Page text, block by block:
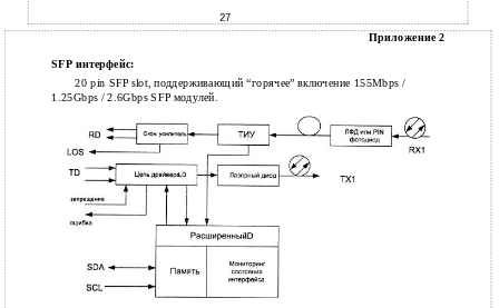
27
Приложение 2
SFP интерфейс:
20 pin SFP slot, поддерживающий “горячее” включение 155Mbps /
1.25Gbps / 2.6Gbps SFP модулей.